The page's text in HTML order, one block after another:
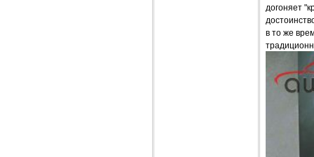
догоняет
в то же